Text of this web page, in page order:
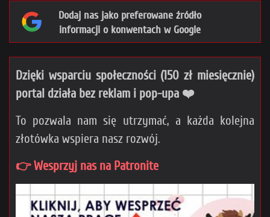
Dodaj nas jako preferowane źródło
informacji o konwentach w Google
Dzięki wsparciu społeczności (150 zł miesięcznie)
portal działa bez reklam i pop-upa ❤️
To pozwala nam się utrzymać, a każda kolejna
złotówka wspiera nasz rozwój.
👉 Wesprzyj nas na Patronite